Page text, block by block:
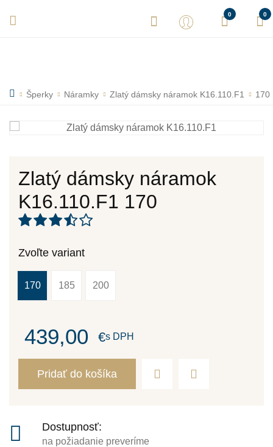
0 0
Šperky Náramky Zlatý dámsky náramok K16.110.F1 170
Zlatý dámsky náramok
K16.110.F1 170
Zvoľte variant
170 185 200
439,00 €s DPH
Pridať do košíka
Dostupnosť:
na požiadanie preveríme